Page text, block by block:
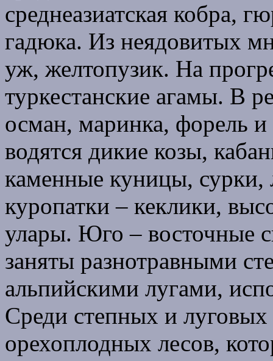
среднеазиатская кобра,
гадюка. Из неядовитых
уж, желтопузик. На
туркестанские агамы. В
осман, маринка, форель и
водятся дикие козы,
каменные куницы, сурки,
куропатки – кеклики,
улары. Юго – восточные
заняты разнотравными
альпийскими лугами,
Среди степных и
орехоплодных лесов,